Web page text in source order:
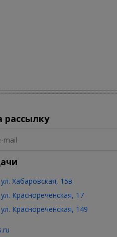
рассылку
Хабаровская, 15в
Краснореченская, 17
Краснореченская, 149